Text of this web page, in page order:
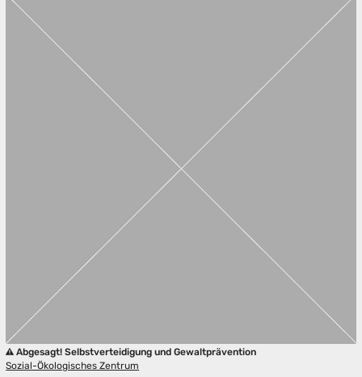
Abgesagt! Selbstverteidigung und Gewaltprävention
Sozial-Ökologisches Zentrum